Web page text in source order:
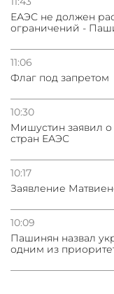
ЕАЭС не должен
ограничений -
11:06
Флаг под запретом
10:30
Мишустин заявил о
стран ЕАЭС
10:17
Заявление
10:09
Пашинян назвал
одним из